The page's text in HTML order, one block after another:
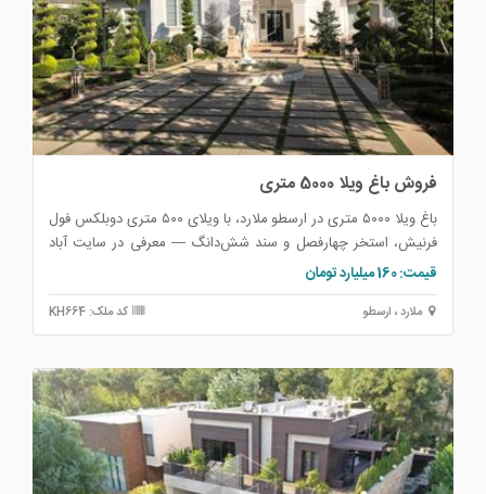
فروش باغ ویلا 5000 متری
باغ ویلا ۵۰۰۰ متری در ارسطو ملارد، با ویلای ۵۰۰ متری دوبلکس فول
فرنیش، استخر چهارفصل و سند شش‌دانگ — معرفی در سایت آباد
ملک توسط دفتر آبادگران.
قیمت: 160 میلیارد تومان
ملارد ، ارسطو کد ملک: KH664